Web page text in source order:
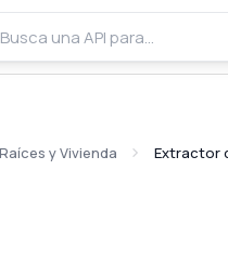
y Vivienda Extractor